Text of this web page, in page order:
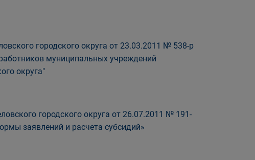
городского округа от 23.03.2011 № 538-р
муниципальных учреждений
округа"
городского округа от 26.07.2011 № 191-
заявлений и расчета субсидий»